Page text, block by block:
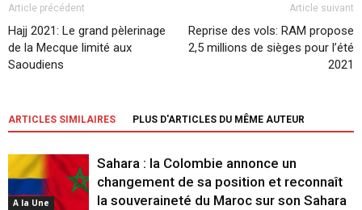
Article précédent
Hajj 2021: Le grand pèlerinage
de la Mecque limité aux
Saoudiens
Article suivant
Reprise des vols: RAM propose
2,5 millions de sièges pour l’été
2021
ARTICLES SIMILAIRES PLUS D'ARTICLES DU MÊME AUTEUR
A la Une
Sahara : la Colombie annonce un
changement de sa position et reconnaît
la souveraineté du Maroc sur son Sahara